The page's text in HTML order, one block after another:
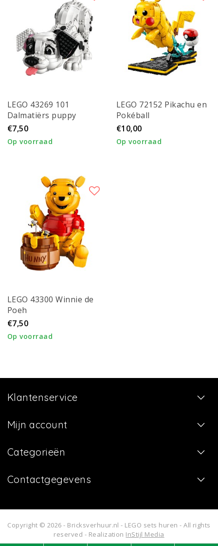
LEGO 43269 101
Dalmatiërs puppy
€7,50
Op voorraad
LEGO 72152 Pikachu en
Pokéball
€10,00
Op voorraad
LEGO 43300 Winnie de
Poeh
€7,50
Op voorraad
Klantenservice
Mijn account
Categorieën
Contactgegevens
Copyright © 2026 - Bricksverhuur.nl - LEGO sets huren - All rights
reserved - Realization InStijl Media